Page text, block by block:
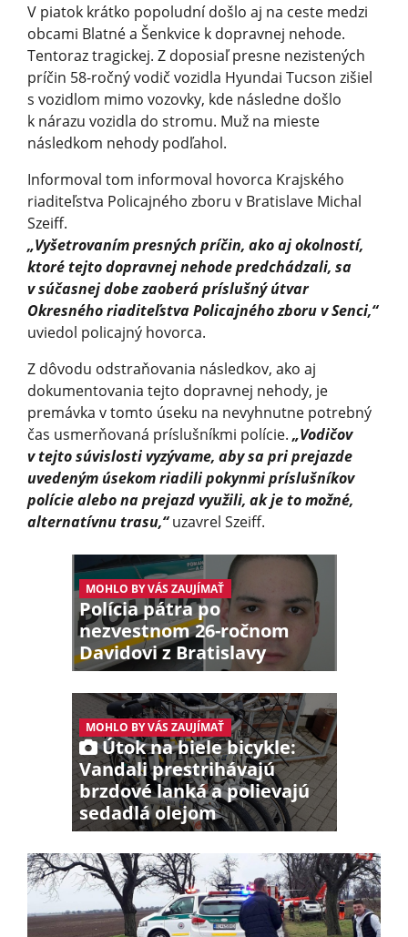
V piatok krátko popoludní došlo aj na ceste medzi
obcami Blatné a Šenkvice k dopravnej nehode.
Tentoraz tragickej. Z doposiaľ presne nezistených
príčin 58-ročný vodič vozidla Hyundai Tucson zišiel
s vozidlom mimo vozovky, kde následne došlo
k nárazu vozidla do stromu. Muž na mieste
následkom nehody podľahol.
Informoval tom informoval hovorca Krajského
riaditeľstva Policajného zboru v Bratislave Michal
Szeiff.
„Vyšetrovaním presných príčin, ako aj okolností,
ktoré tejto dopravnej nehode predchádzali, sa
v súčasnej dobe zaoberá príslušný útvar
Okresného riaditeľstva Policajného zboru v Senci,“
uviedol policajný hovorca.
Z dôvodu odstraňovania následkov, ako aj
dokumentovania tejto dopravnej nehody, je
premávka v tomto úseku na nevyhnutne potrebný
čas usmerňovaná príslušníkmi polície. „Vodičov
v tejto súvislosti vyzývame, aby sa pri prejazde
uvedeným úsekom riadili pokynmi príslušníkov
polície alebo na prejazd využili, ak je to možné,
alternatívnu trasu,“uzavrel Szeiff.
MOHLO BY VÁS ZAUJÍMAŤ
Polícia pátra po
nezvestnom 26-ročnom
Davidovi z Bratislavy
MOHLO BY VÁS ZAUJÍMAŤ
Útok na biele bicykle:
Vandali prestrihávajú
brzdové lanká a polievajú
sedadlá olejom